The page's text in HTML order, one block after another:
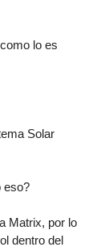
lo es
Solar
eso?
Matrix, por lo
dentro del